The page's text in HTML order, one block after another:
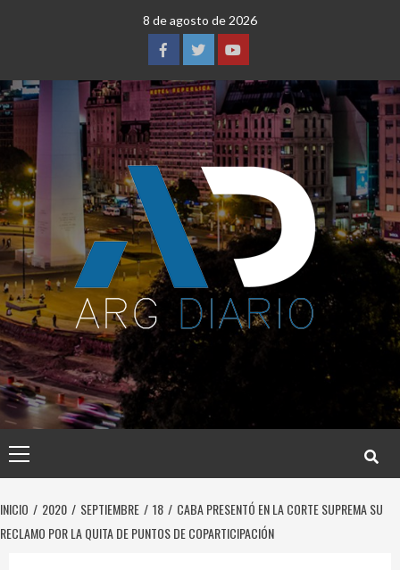
8 de agosto de 2026
Facebook
TwitterYouTube
principal
INICIO 2020 SEPTIEMBRE 18
CABA PRESENTÓ EN LA CORTE SUPREMA SU
RECLAMO POR LA QUITA DE PUNTOS DE COPARTICIPACIÓN